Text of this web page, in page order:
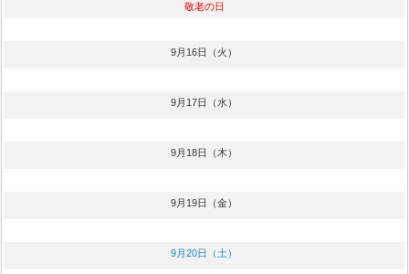
敬老の日
9月16日（火）
9月17日（水）
9月18日（木）
9月19日（金）
9月20日（土）